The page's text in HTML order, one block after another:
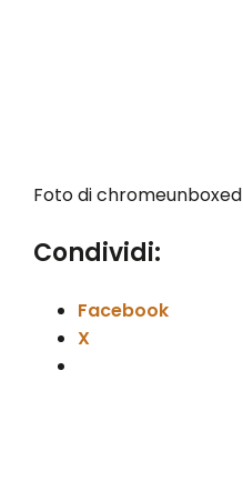
Foto di chromeunboxed
Condividi:
Facebook
X